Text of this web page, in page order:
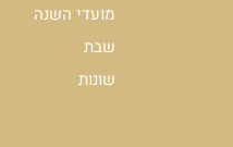
מועדי השנה
שבת
שונות